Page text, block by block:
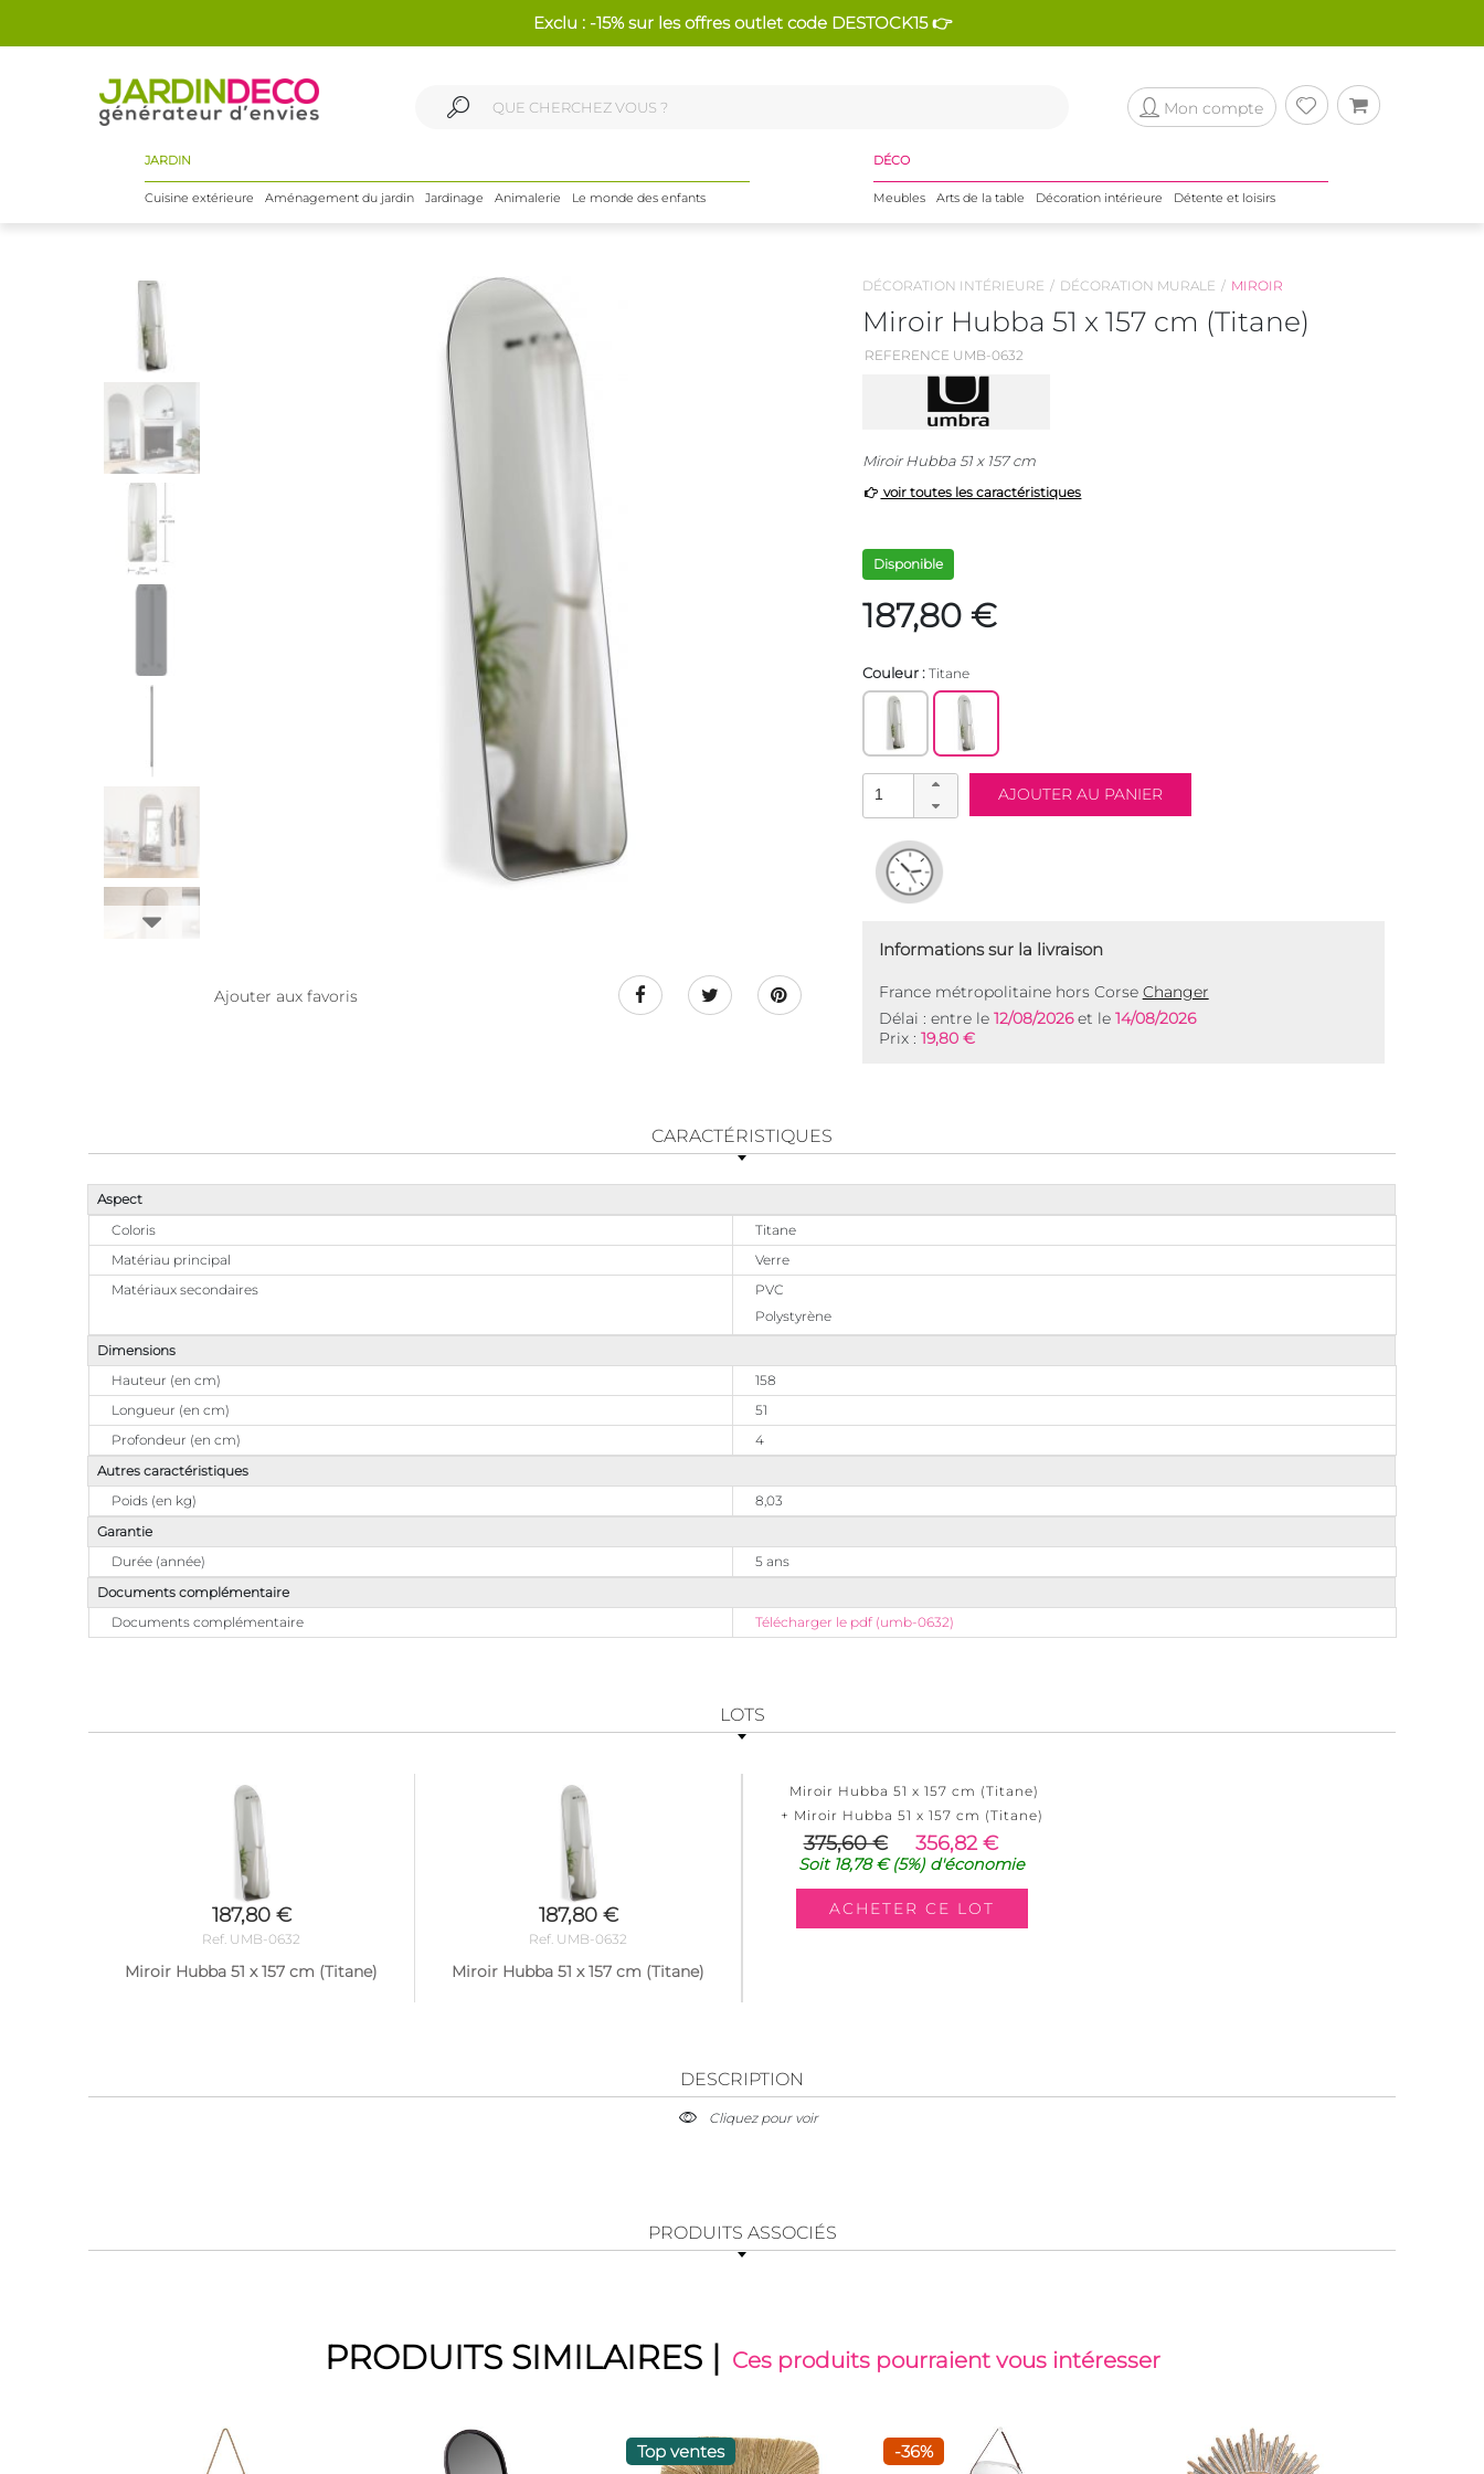
Exclu : -15% sur les offres outlet code DESTOCK15 👉
Mon compte
JARDIN
Cuisine extérieure Aménagement du jardin Jardinage Animalerie Le monde des enfants
DÉCO
Meubles Arts de la table Décoration intérieure Détente et loisirs
Ajouter aux favoris
DÉCORATION INTÉRIEURE DÉCORATION MURALE MIROIR
Miroir Hubba 51 x 157 cm (Titane)
REFERENCE UMB-0632
Miroir Hubba 51 x 157 cm
voir toutes les caractéristiques
Disponible
187,80 €
Couleur : Titane
Informations sur la livraison
France métropolitaine hors Corse Changer
Délai : entre le 12/08/2026et le 14/08/2026
Prix : 19,80 €
CARACTÉRISTIQUES
Aspect
Coloris
Titane
Matériau principal
Verre
Matériaux secondaires
PVC
Polystyrène
Dimensions
Hauteur (en cm)
158
Longueur (en cm)
51
Profondeur (en cm)
4
Autres caractéristiques
Poids (en kg)
8,03
Garantie
Durée (année)
5 ans
Documents complémentaire
Documents complémentaire
Télécharger le pdf (umb-0632)
LOTS
187,80 €
Ref. UMB-0632
Miroir Hubba 51 x 157 cm (Titane)
187,80 €
Ref. UMB-0632
Miroir Hubba 51 x 157 cm (Titane)
Miroir Hubba 51 x 157 cm (Titane)
+ Miroir Hubba 51 x 157 cm (Titane)
375,60 € 356,82 €
Soit 18,78 €(5%) d'économie
DESCRIPTION
Cliquez pour voir
PRODUITS ASSOCIÉS
PRODUITS SIMILAIRES | Ces produits pourraient vous intéresser
Top ventes -36%